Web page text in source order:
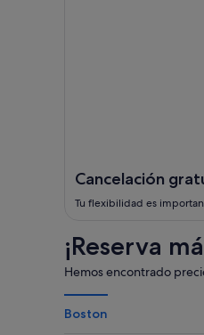
Cancelación
Tu flexibilidad es
¡Reserva
Hemos encontrado
Boston